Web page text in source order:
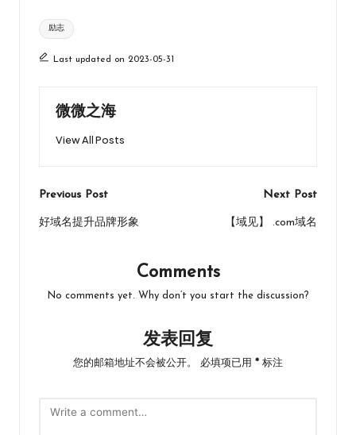
ce
b
o
k
d
n
at
Tags:
励志
Last updated on 2023-05-31
微微之海
View All Posts
Post
navigation
Previous Post
好域名提升品牌形象
Next Post
【域见】 .com域名
Comments
No comments yet. Why don’t you start the discussion?
发表回复
您的邮箱地址不会被公开。 必填项已用 * 标注